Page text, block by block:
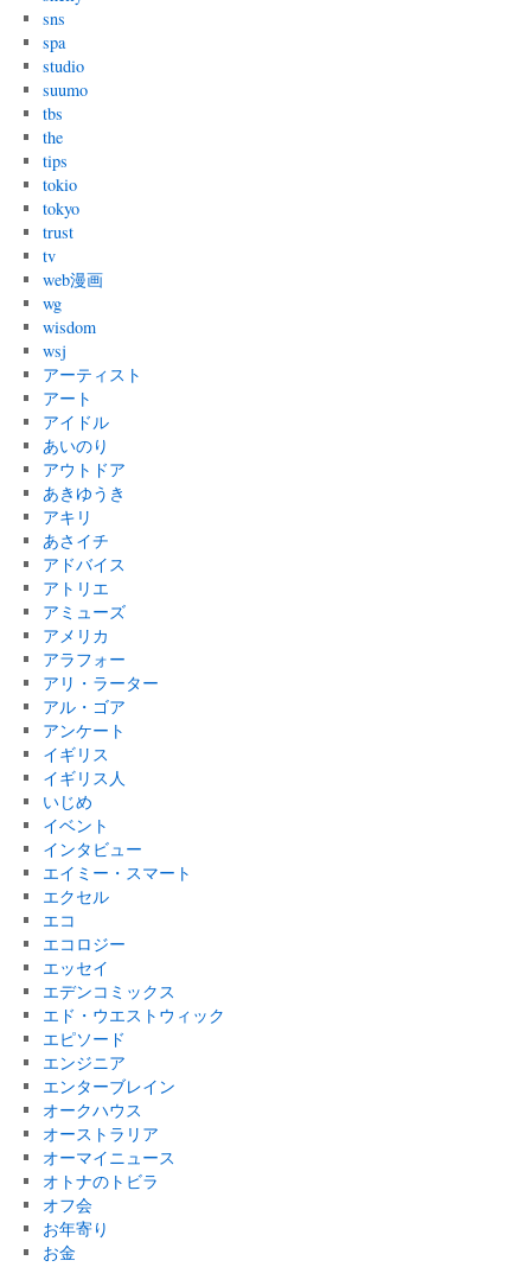
sns
spa
studio
suumo
tbs
the
tips
tokio
tokyo
trust
tv
web漫画
wg
wisdom
wsj
アーティスト
アート
アイドル
あいのり
アウトドア
あきゆうき
アキリ
あさイチ
アドバイス
アトリエ
アミューズ
アメリカ
アラフォー
アリ・ラーター
アル・ゴア
アンケート
イギリス
イギリス人
いじめ
イベント
インタビュー
エイミー・スマート
エクセル
エコ
エコロジー
エッセイ
エデンコミックス
エド・ウエストウィック
エピソード
エンジニア
エンターブレイン
オークハウス
オーストラリア
オーマイニュース
オトナのトビラ
オフ会
お年寄り
お金